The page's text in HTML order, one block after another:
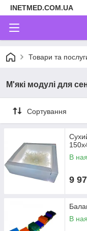
INETMED.COM.UA
Товари та
М'які модулі для
Сортування
В
9
В